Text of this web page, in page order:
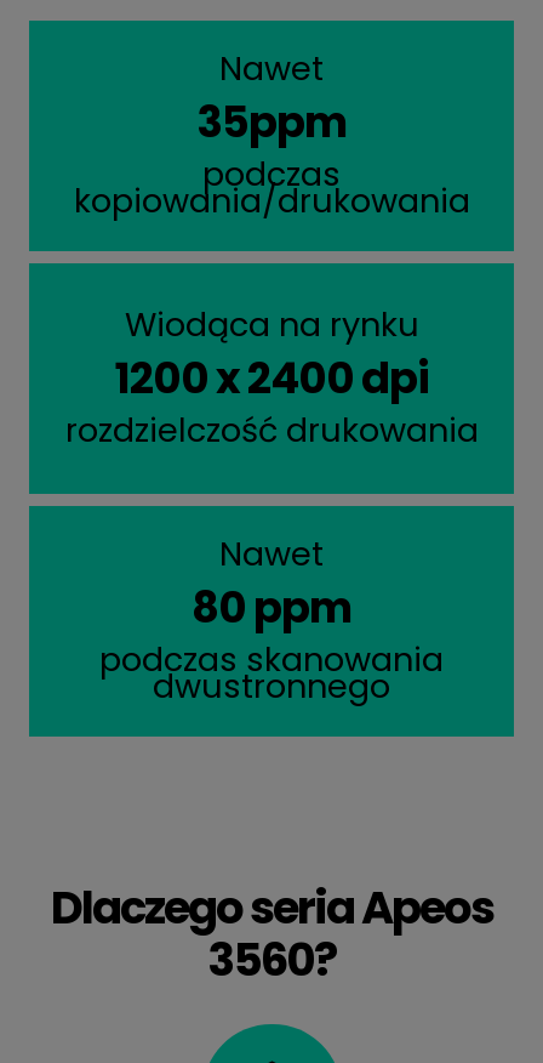
Nawet
35ppm
podczas
kopiowania/drukowania
Wiodąca na rynku
1200 x 2400 dpi
rozdzielczość drukowania
Nawet
80 ppm
podczas skanowania
dwustronnego
Dlaczego seria Apeos
3560?